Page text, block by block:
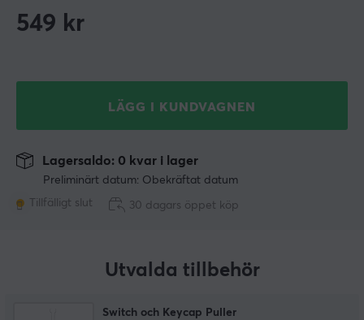
549 kr
LÄGG I KUNDVAGNEN
Preliminärt datum: Obekräftat datum
Tillfälligt slut
Lagersaldo: 0 kvar i lager
30 dagars öppet köp
Utvalda tillbehör
Switch och Keycap Puller